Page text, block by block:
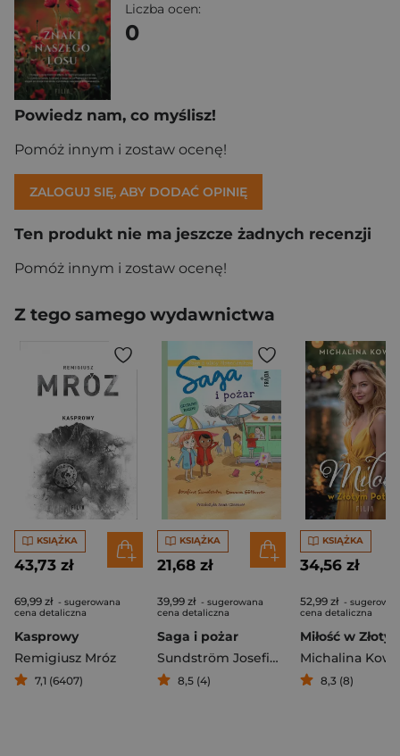
Liczba ocen:
0
Powiedz nam, co myślisz!
Pomóż innym i zostaw ocenę!
ZALOGUJ SIĘ, ABY DODAĆ OPINIĘ
Ten produkt nie ma jeszcze żadnych recenzji
Pomóż innym i zostaw ocenę!
Z tego samego wydawnictwa
KSIĄŻKA
43,73 zł
69,99 zł - sugerowana
cena detaliczna
Kasprowy
Remigiusz Mróz
7,1 (6407)
KSIĄŻKA
21,68 zł
39,99 zł - sugerowana
cena detaliczna
Saga i pożar
Sundström Josefine
8,5 (4)
KSIĄŻKA
34,56 zł
52,99 zł -
cena detaliczna
Michalina
8,3 (8)